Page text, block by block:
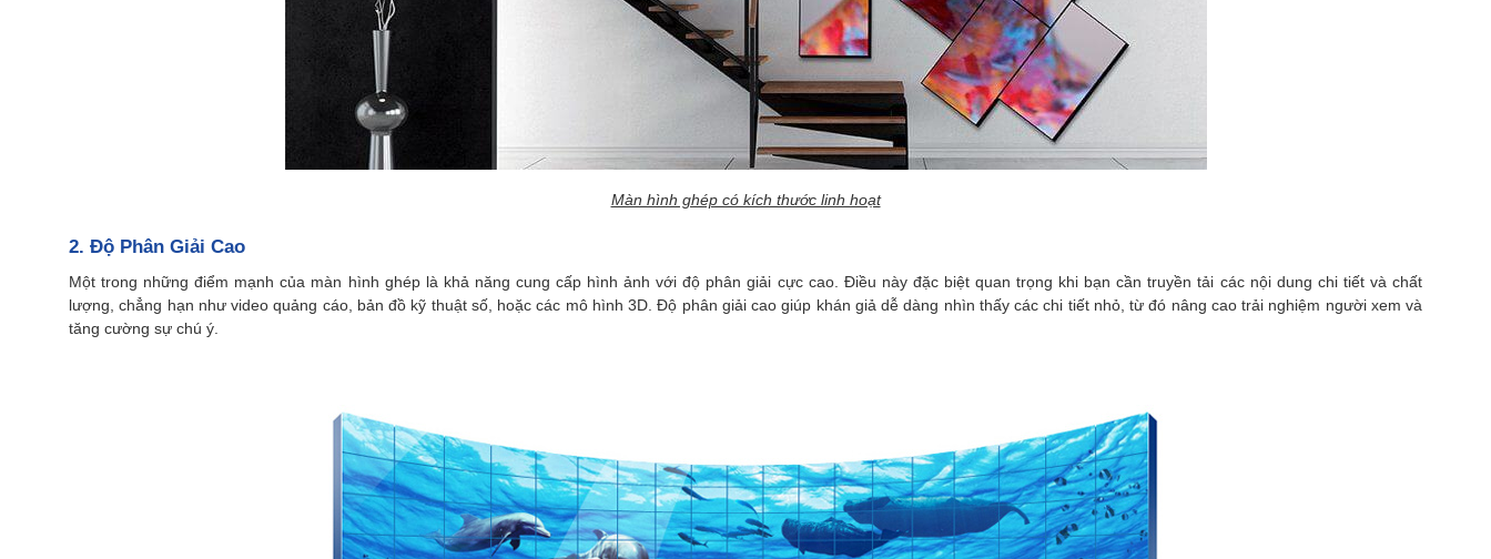
Màn hình ghép có kích thước linh hoạt
2. Độ Phân Giải Cao
Một trong những điểm mạnh của màn hình ghép là khả năng cung cấp hình ảnh với độ phân giải cực cao. Điều này đặc biệt quan trọng khi bạn cần truyền tải các nội dung chi tiết và chất
lượng, chẳng hạn như video quảng cáo, bản đồ kỹ thuật số, hoặc các mô hình 3D. Độ phân giải cao giúp khán giả dễ dàng nhìn thấy các chi tiết nhỏ, từ đó nâng cao trải nghiệm người xem và
tăng cường sự chú ý.